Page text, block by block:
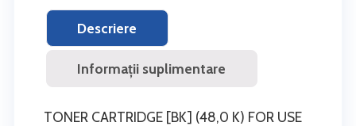
Descriere
Informații suplimentare
TONER CARTRIDGE [BK] (48,0 K) FOR USE